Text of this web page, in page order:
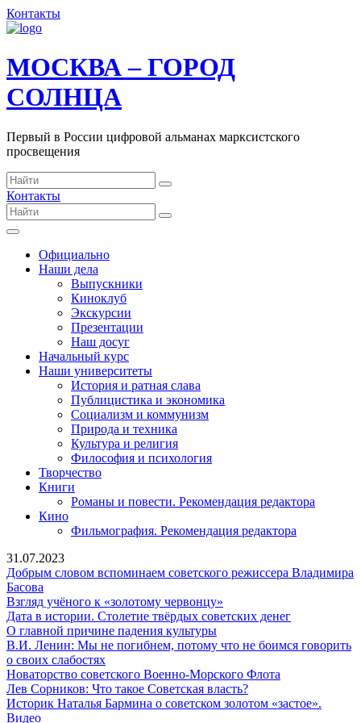
Контакты
МОСКВА – ГОРОД
СОЛНЦА
Первый в России цифровой альманах марксистского
просвещения
Контакты
Официально
Наши дела
Выпускники
Киноклуб
Экскурсии
Презентации
Наш досуг
Начальный курс
Наши университеты
История и ратная слава
Публицистика и экономика
Социализм и коммунизм
Природа и техника
Культура и религия
Философия и психология
Творчество
Книги
Романы и повести. Рекомендация редактора
Кино
Фильмография. Рекомендация редактора
31.07.2023
Добрым словом вспоминаем советского режиссера Владимира
Басова
словом
вспоминаем
советского
режиссера
Владимира
Басова
Взгляд учёного к «золотому червонцу»
учёного
«золотому
Дата в истории. Столетие твёрдых советских денегДата
истории.
денег
О главной причине падения культурыО
главной
падения
культуры
В.И. Ленин: Мы не погибнем, потому что не боимся говорить
о своих слабостяхВ.И.
Ленин:
Мы
не
Новаторство советского Военно-Морского Флота
Военно-
Лев Сорников: Что такое Советская власть?Лев
Сорников:
Историк Наталья Бармина о советском золотом «застое».
ВидеоИсторик